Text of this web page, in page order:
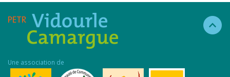
Une association de